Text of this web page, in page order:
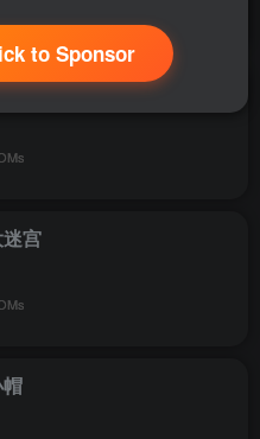
宫
to Sponsor